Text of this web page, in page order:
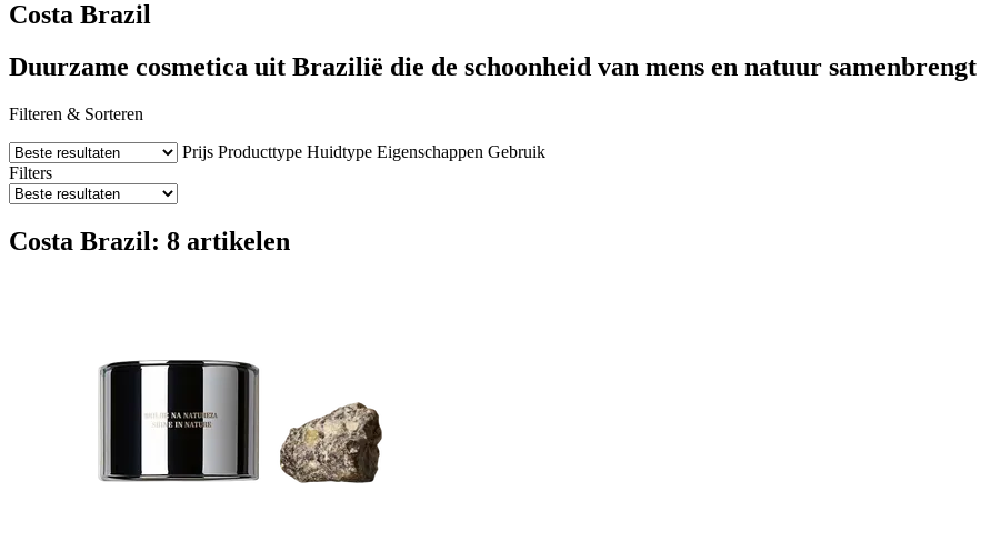
Costa Brazil
Duurzame cosmetica uit Brazilië die de schoonheid van mens en natuur samenbrengt
Filteren & Sorteren
Prijs Producttype Huidtype Eigenschappen Gebruik
Filters
Costa Brazil: 8 artikelen